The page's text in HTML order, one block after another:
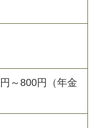
～800円（年金